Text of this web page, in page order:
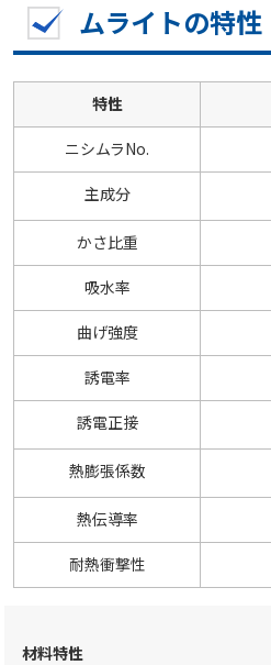
ムライトの特性
特性
ニシムラNo.
主成分
かさ比重
吸水率
曲げ強度
誘電率
誘電正接
熱膨張係数
熱伝導率
耐熱衝撃性
材料特性